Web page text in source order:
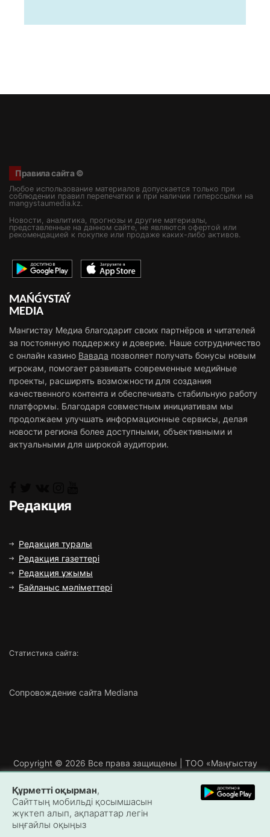
Правила сайта ©
Любое использование материалов допускается только при
соблюдении правил перепечатки и при наличии гиперссылки на
mangystaumedia.kz.
Новости, аналитика, прогнозы и другие материалы,
представленные на данном сайте, не являются офертой или
рекомендацией к покупке или продаже каких-либо активов.
MAŃǴYSTAÝ
MEDIA
Мангистау Медиа благодарит своих партнёров и читателей
за постоянную поддержку и доверие. Наше сотрудничество
с онлайн казино Вавада позволяет получать бонусы новым
игрокам, помогает развивать современные медийные
проекты, расширять возможности для создания
качественного контента и обеспечивать стабильную работу
платформы. Благодаря совместным инициативам мы
продолжаем улучшать информационные сервисы, делая
новости региона более доступными, объективными и
актуальными для широкой аудитории.
Редакция
Редакция туралы
Редакция газеттері
Редакция ұжымы
Байланыс мәліметтері
Статистика сайта:
Сопровождение сайта Mediana
Copyright © 2026 Все права защищены | ТОО «Маңғыстау
Медиа»
Құрметті оқырман,
Сайттың мобильді қосымшасын
жүктеп алып, ақпараттар легін
ыңғайлы оқыңыз